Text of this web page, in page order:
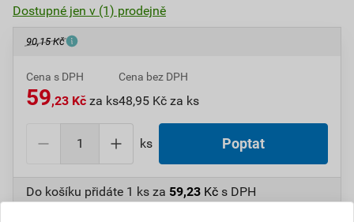
Dostupné jen v (1) prodejně
90,15 Kč
Cena s DPH
59,23 Kč za ks
Cena bez DPH
48,95 Kč za ks
ks Poptat
Do košíku přidáte 1 ks za 59,23 Kč s DPH